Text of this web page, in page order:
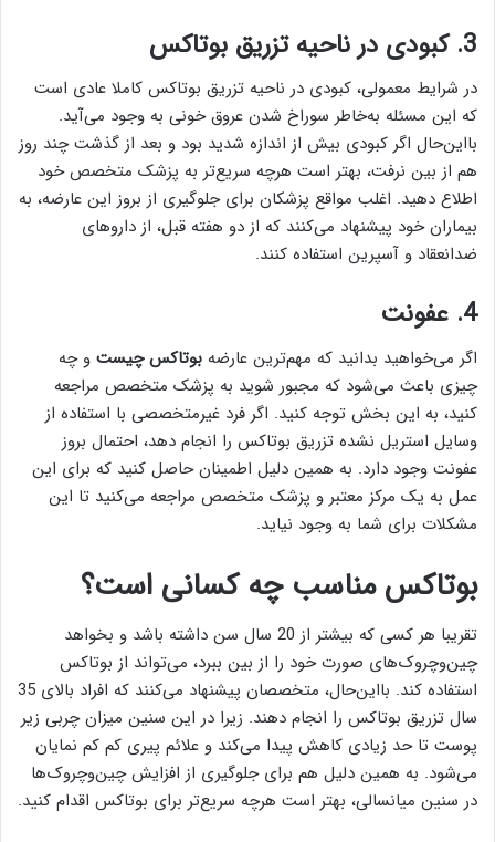
3. کبودی در ناحیه تزریق بوتاکس
در شرایط معمولی، کبودی در ناحیه تزریق بوتاکس کاملا عادی است
که این مسئله به‌خاطر سوراخ شدن عروق خونی به وجود می‌آید.
بااین‌حال اگر کبودی بیش از اندازه شدید بود و بعد از گذشت چند روز
هم از بین نرفت، بهتر است هرچه سریع‌تر به پزشک متخصص خود
اطلاع دهید. اغلب مواقع پزشکان برای جلوگیری از بروز این عارضه، به
بیماران خود پیشنهاد می‌کنند که از دو هفته قبل، از داروهای
ضدانعقاد و آسپرین استفاده کنند.
4. عفونت
اگر می‌خواهید بدانید که مهم‌ترین عارضه بوتاکس چیست و چه
چیزی باعث می‌شود که مجبور شوید به پزشک متخصص مراجعه
کنید، به این بخش توجه کنید. اگر فرد غیرمتخصصی با استفاده از
وسایل استریل نشده تزریق بوتاکس را انجام دهد، احتمال بروز
عفونت وجود دارد. به همین دلیل اطمینان حاصل کنید که برای این
عمل به یک مرکز معتبر و پزشک متخصص مراجعه می‌کنید تا این
مشکلات برای شما به وجود نیاید.
بوتاکس مناسب چه کسانی است؟
تقریبا هر کسی که بیشتر از 20 سال سن داشته باشد و بخواهد
چین‌وچروک‌های صورت خود را از بین ببرد، می‌تواند از بوتاکس
استفاده کند. بااین‌حال، متخصصان پیشنهاد می‌کنند که افراد بالای 35
سال تزریق بوتاکس را انجام دهند. زیرا در این سنین میزان چربی زیر
پوست تا حد زیادی کاهش پیدا می‌کند و علائم پیری کم کم نمایان
می‌شود. به همین دلیل هم برای جلوگیری از افزایش چین‌وچروک‌ها
در سنین میانسالی، بهتر است هرچه سریع‌تر برای بوتاکس اقدام کنید.